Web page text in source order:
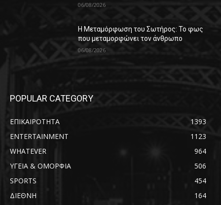
06/08/2026
Η Μεταμόρφωση του Σωτήρος: Το φως
που μεταμορφώνει τον άνθρωπο
06/08/2026
POPULAR CATEGORY
ΕΠΙΚΑΙΡΟΤΗΤΑ
1393
ENTERTAINMENT
1123
WHATEVER
964
ΥΓΕΙΑ & ΟΜΟΡΦΙΑ
506
SPORTS
454
ΔΙΕΘΝΗ
164